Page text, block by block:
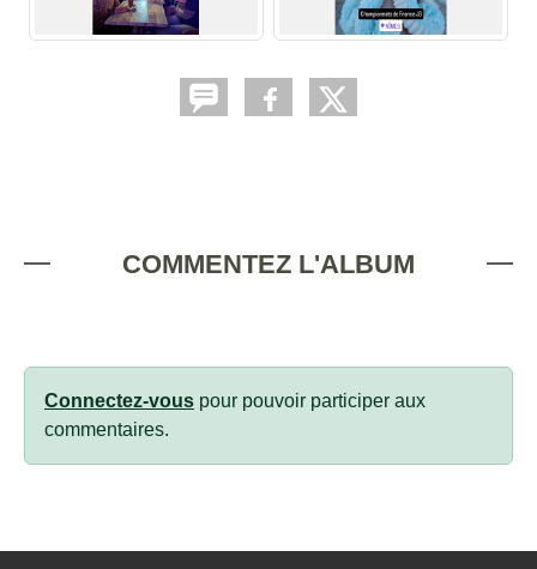
COMMENTEZ L'ALBUM
Connectez-vous pour pouvoir participer aux
commentaires.